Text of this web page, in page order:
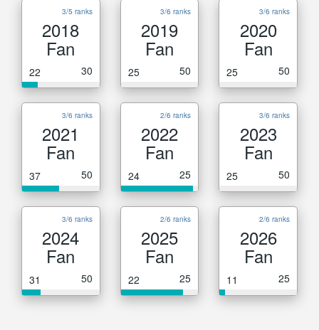
3/5 ranks
2018
Fan
22 30
3/6 ranks
2019
Fan
25 50
3/6 ranks
2020
Fan
25 50
3/6 ranks
2021
Fan
37 50
2/6 ranks
2022
Fan
24 25
3/6 ranks
2023
Fan
25 50
3/6 ranks
2024
Fan
31 50
2/6 ranks
2025
Fan
22 25
2/6 ranks
2026
Fan
11 25